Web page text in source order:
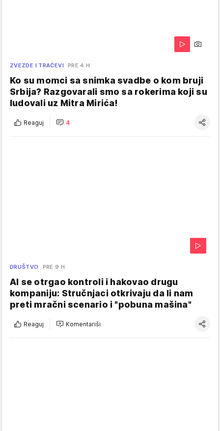
ZVEZDE I TRAČEVI PRE 4 H
Ko su momci sa snimka svadbe o kom bruji
Srbija? Razgovarali smo sa rokerima koji su
ludovali uz Mitra Mirića!
Reaguj 4
DRUŠTVO PRE 9 H
AI se otrgao kontroli i hakovao drugu
kompaniju: Stručnjaci otkrivaju da li nam
preti mračni scenario i "pobuna mašina"
Reaguj Komentariši